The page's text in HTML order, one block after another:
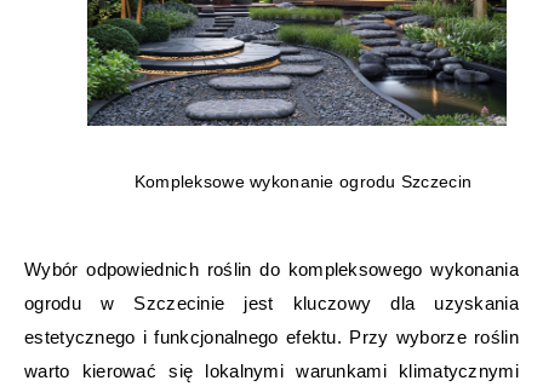
Kompleksowe wykonanie ogrodu Szczecin
Wybór odpowiednich roślin do kompleksowego wykonania
ogrodu w Szczecinie jest kluczowy dla uzyskania
estetycznego i funkcjonalnego efektu. Przy wyborze roślin
warto kierować się lokalnymi warunkami klimatycznymi